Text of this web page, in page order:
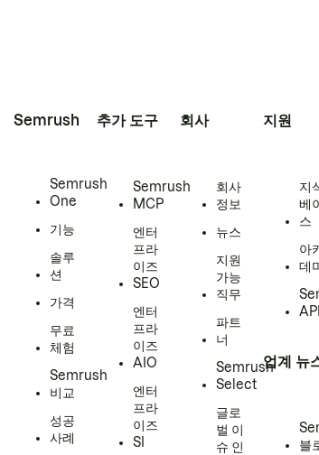
Semrush
Semrush
One
기능
솔루
션
가격
무료
체험
Semrush
비교
성공
사례
추가 도구
Semrush
MCP
엔터
프라
이즈
SEO
엔터
프라
이즈
AIO
엔터
프라
이즈
SI
회사
회사
정보
뉴스
지원
가능
직무
파트
너
Semrush
Select
글로
벌 이
슈 인
지원
지
베
스
아
데
업계 뉴
블